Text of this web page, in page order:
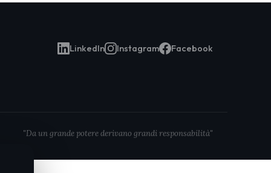
LinkedIn Instagram Facebook
"Da un grande potere derivano grandi responsabilità"